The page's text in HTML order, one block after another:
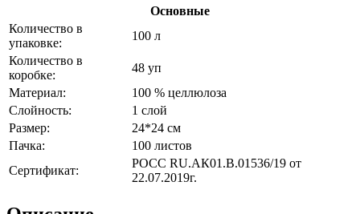
Основные
Количество в
упаковке:
100 л
Количество в
коробке:
48 уп
Материал:
100 % целлюлоза
Слойность:
1 слой
Размер:
24*24 см
Пачка:
100 листов
Сертификат:
РОСС RU.АК01.В.01536/19 от
22.07.2019г.